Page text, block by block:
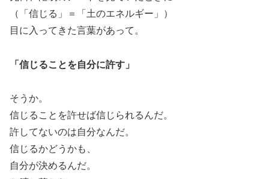
（「信じる」＝「土のエネルギー」）
目に入ってきた言葉があって。
「信じることを自分に許す」
そうか。
信じることを許せば信じられるんだ。
許してないのは自分なんだ。
信じるかどうかも、
自分が決めるんだ。